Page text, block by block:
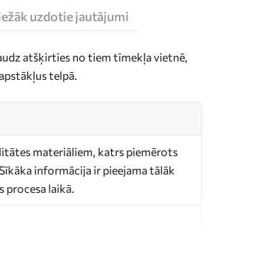
uzdotie jautājumi
atšķirties no tiem tīmekļa vietnē,
telpā.
materiāliem, katrs piemērots
informācija ir pieejama tālāk
procesa laikā.